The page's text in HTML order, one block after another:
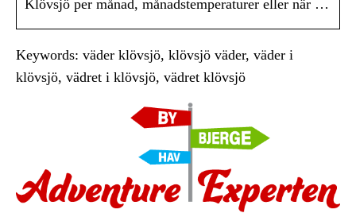
Klövsjö per månad, månadstemperaturer eller när …
Keywords: väder klövsjö, klövsjö väder, väder i
klövsjö, vädret i klövsjö, vädret klövsjö